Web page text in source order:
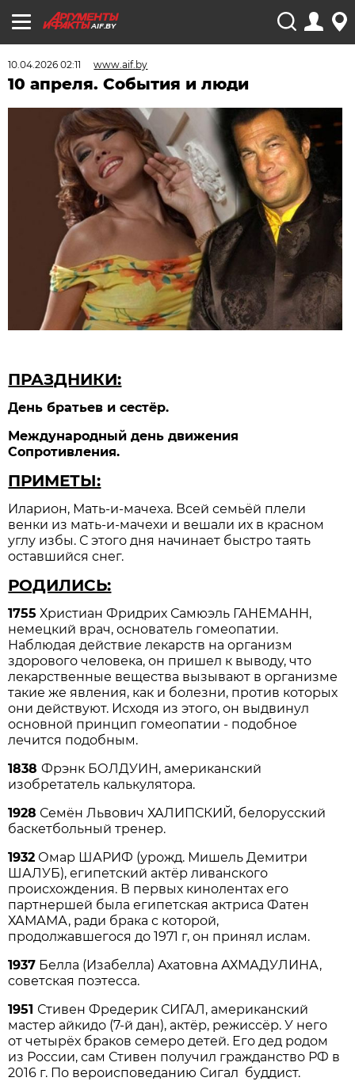
AIF.BY
10.04.2026 02:11 www.aif.by
10 апреля. События и люди
ПРАЗДНИКИ:
День братьев и сестёр.
Международный день движения
Сопротивления.
ПРИМЕТЫ:
Иларион, Мать-и-мачеха. Всей семьёй плели
венки из мать-и-мачехи и вешали их в красном
углу избы. С этого дня начинает быстро таять
оставшийся снег.
РОДИЛИСЬ:
1755 Христиан Фридрих Самюэль ГАНЕМАНН,
немецкий врач, основатель гомеопатии.
Наблюдая действие лекарств на организм
здорового человека, он пришел к выводу, что
лекарственные вещества вызывают в организме
такие же явления, как и болезни, против которых
они действуют. Исходя из этого, он выдвинул
основной принцип гомеопатии - подобное
лечится подобным.
1838Фрэнк БОЛДУИН, американский
изобретатель калькулятора.
1928 Семён Львович ХАЛИПСКИЙ, белорусский
баскетбольный тренер.
1932 Омар ШАРИФ (урожд. Мишель Демитри
ШАЛУБ), египетский актёр ливанского
происхождения. В первых кинолентах его
партнершей была египетская актриса Фатен
ХАМАМА, ради брака с которой,
продолжавшегося до 1971 г, он принял ислам.
1937 Белла (Изабелла) Ахатовна АХМАДУЛИНА,
советская поэтесса.
1951 Стивен Фредерик СИГАЛ, американский
мастер айкидо (7-й дан), актёр, режиссёр. У него
от четырёх браков семеро детей. Его дед родом
из России, сам Стивен получил гражданство РФ в
2016 г. По вероисповеданию Сигал буддист.